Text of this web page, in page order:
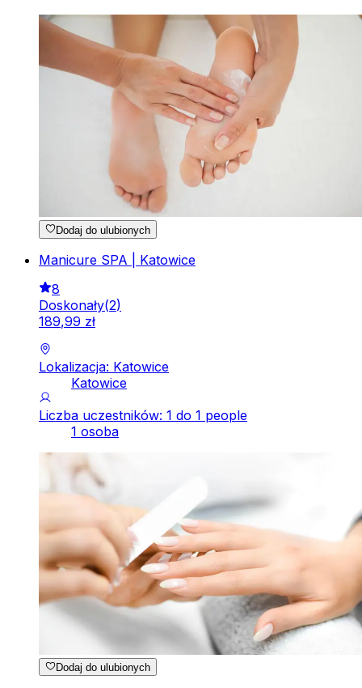
Dodaj do ulubionych
Manicure SPA | Katowice
8
Doskonały(2)
189,99 zł
Lokalizacja: Katowice
Katowice
Liczba uczestników: 1 do 1 people
1 osoba
Dodaj do ulubionych